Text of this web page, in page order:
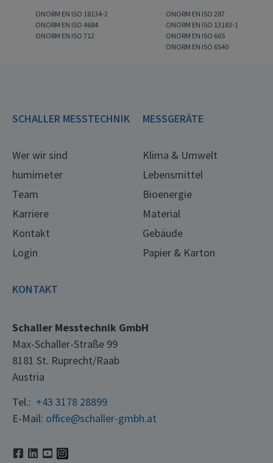
ONORM EN ISO 18134-2
ONORM EN ISO 4684
ONORM EN ISO 712
ONORM EN ISO 287
ONORM EN ISO 13183-1
ONORM EN ISO 665
ONORM EN ISO 6540
SCHALLER MESSTECHNIK
Wer wir sind
humimeter
Team
Karriere
Kontakt
Login
MESSGERÄTE
Klima & Umwelt
Lebensmittel
Bioenergie
Material
Gebäude
Papier & Karton
KONTAKT
Schaller Messtechnik GmbH
Max-Schaller-Straße 99
8181 St. Ruprecht/Raab
Austria
Tel.: +43 3178 28899
E-Mail: office@schaller-gmbh.at